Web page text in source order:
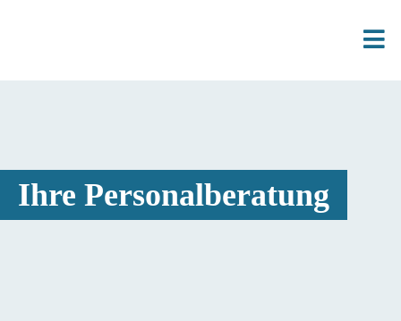
Ihre Personalberatung